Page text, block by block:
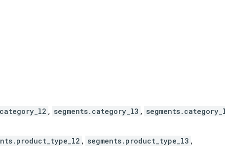
, segments.category_l3 ,
, segments.product_type_l3 ,